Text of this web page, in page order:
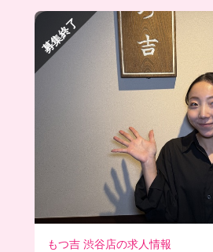
ん🥰🫶みんなも働きにおいで〜💕
募集終了
もつ吉 渋谷店の求人情報